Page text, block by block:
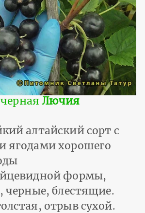
Лючия
алтайский сорт с
ягодами хорошего
формы,
черные, блестящие.
отрыв сухой.